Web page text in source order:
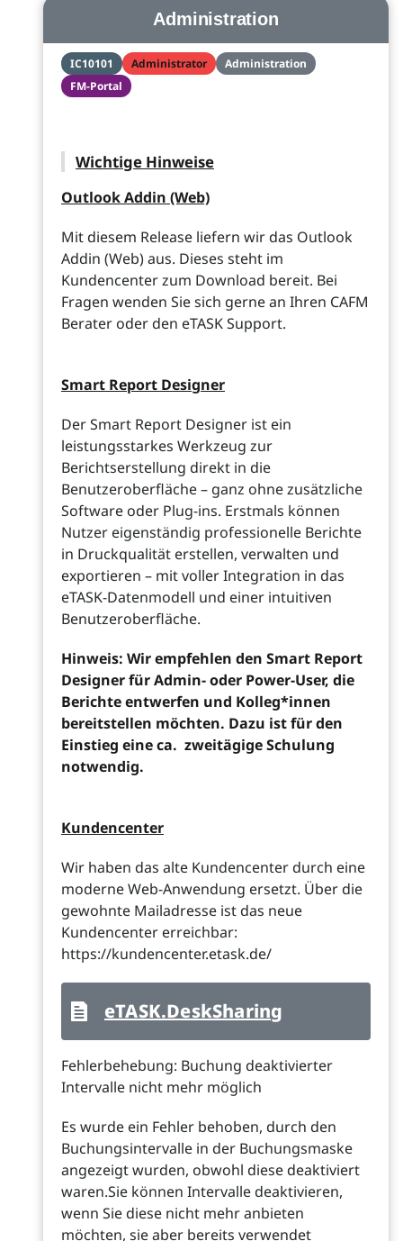
Administration
IC10101 Administrator
Administration
FM-Portal
Wichtige Hinweise
Outlook Addin (Web)
Mit diesem Release liefern wir das Outlook
Addin (Web) aus. Dieses steht im
Kundencenter zum Download bereit. Bei
Fragen wenden Sie sich gerne an Ihren CAFM
Berater oder den eTASK Support.
Smart Report Designer
Der Smart Report Designer ist ein
leistungsstarkes Werkzeug zur
Berichtserstellung direkt in die
Benutzeroberfläche – ganz ohne zusätzliche
Software oder Plug-ins. Erstmals können
Nutzer eigenständig professionelle Berichte
in Druckqualität erstellen, verwalten und
exportieren – mit voller Integration in das
eTASK-Datenmodell und einer intuitiven
Benutzeroberfläche.
Hinweis: Wir empfehlen den Smart Report
Designer für Admin- oder Power-User, die
Berichte entwerfen und Kolleg*innen
bereitstellen möchten. Dazu ist für den
Einstieg eine ca. zweitägige Schulung
notwendig.
Kundencenter
Wir haben das alte Kundencenter durch eine
moderne Web-Anwendung ersetzt. Über die
gewohnte Mailadresse ist das neue
Kundencenter erreichbar:
https://kundencenter.etask.de/
eTASK.DeskSharing
Fehlerbehebung: Buchung deaktivierter
Intervalle nicht mehr möglich
Es wurde ein Fehler behoben, durch den
Buchungsintervalle in der Buchungsmaske
angezeigt wurden, obwohl diese deaktiviert
waren.Sie können Intervalle deaktivieren,
wenn Sie diese nicht mehr anbieten
möchten, sie aber bereits verwendet